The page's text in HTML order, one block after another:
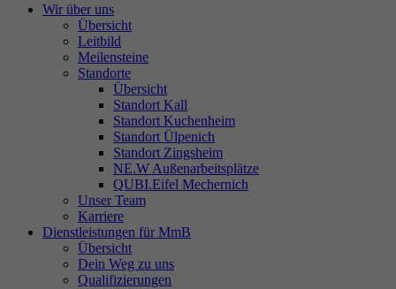
Wir über uns
Übersicht
Leitbild
Meilensteine
Standorte
Übersicht
Standort Kall
Standort Kuchenheim
Standort Ülpenich
Standort Zingsheim
NE.W Außenarbeitsplätze
QUBI.Eifel Mechernich
Unser Team
Karriere
Dienstleistungen für MmB
Übersicht
Dein Weg zu uns
Qualifizierungen